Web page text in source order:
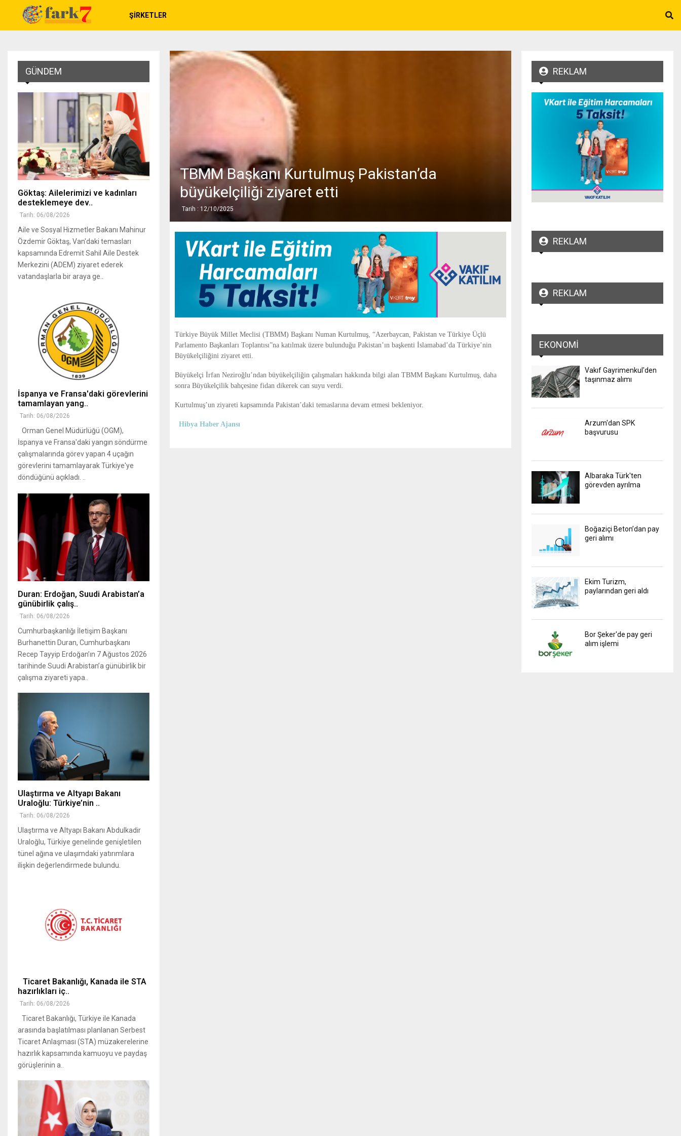
ŞIRKETLER
TBMM Başkanı Kurtulmuş Pakistan’da
büyükelçiliği ziyaret etti
Tarih : 12/10/2025
Türkiye Büyük Millet Meclisi (TBMM) Başkanı Numan Kurtulmuş, “Azerbaycan, Pakistan ve Türkiye Üçlü
Parlamento Başkanları Toplantısı”na katılmak üzere bulunduğu Pakistan’ın başkenti İslamabad’da Türkiye’nin
Büyükelçiliğini ziyaret etti.
Büyükelçi İrfan Neziroğlu’ndan büyükelçiliğin çalışmaları hakkında bilgi alan TBMM Başkanı Kurtulmuş, daha
sonra Büyükelçilik bahçesine fidan dikerek can suyu verdi.
Kurtulmuş’un ziyareti kapsamında Pakistan’daki temaslarına devam etmesi bekleniyor.
Hibya Haber Ajansı
GÜNDEM
Göktaş: Ailelerimizi ve kadınları
desteklemeye dev..
Tarih: 06/08/2026
Aile ve Sosyal Hizmetler Bakanı Mahinur
Özdemir Göktaş, Van'daki temasları
kapsamında Edremit Sahil Aile Destek
Merkezini (ADEM) ziyaret ederek
vatandaşlarla bir araya ge..
İspanya ve Fransa'daki görevlerini
tamamlayan yang..
Tarih: 06/08/2026
Orman Genel Müdürlüğü (OGM),
İspanya ve Fransa'daki yangın söndürme
çalışmalarında görev yapan 4 uçağın
görevlerini tamamlayarak Türkiye'ye
döndüğünü açıkladı. ..
Duran: Erdoğan, Suudi Arabistan’a
günübirlik çalış..
Tarih: 06/08/2026
Cumhurbaşkanlığı İletişim Başkanı
Burhanettin Duran, Cumhurbaşkanı
Recep Tayyip Erdoğan’ın 7 Ağustos 2026
tarihinde Suudi Arabistan’a günübirlik bir
çalışma ziyareti yapa..
Ulaştırma ve Altyapı Bakanı
Uraloğlu: Türkiye’nin ..
Tarih: 06/08/2026
Ulaştırma ve Altyapı Bakanı Abdulkadir
Uraloğlu, Türkiye genelinde genişletilen
tünel ağına ve ulaşımdaki yatırımlara
ilişkin değerlendirmede bulundu.
Ticaret Bakanlığı, Kanada ile STA
hazırlıkları iç..
Tarih: 06/08/2026
Ticaret Bakanlığı, Türkiye ile Kanada
arasında başlatılması planlanan Serbest
Ticaret Anlaşması (STA) müzakerelerine
hazırlık kapsamında kamuoyu ve paydaş
görüşlerinin a..
REKLAM
REKLAM
REKLAM
EKONOMI
Vakıf Gayrimenkul'den
taşınmaz alımı
Arzum'dan SPK
başvurusu
Albaraka Türk'ten
görevden ayrılma
Boğaziçi Beton’dan pay
geri alımı
Ekim Turizm,
paylarından geri aldı
Bor Şeker'de pay geri
alım işlemi